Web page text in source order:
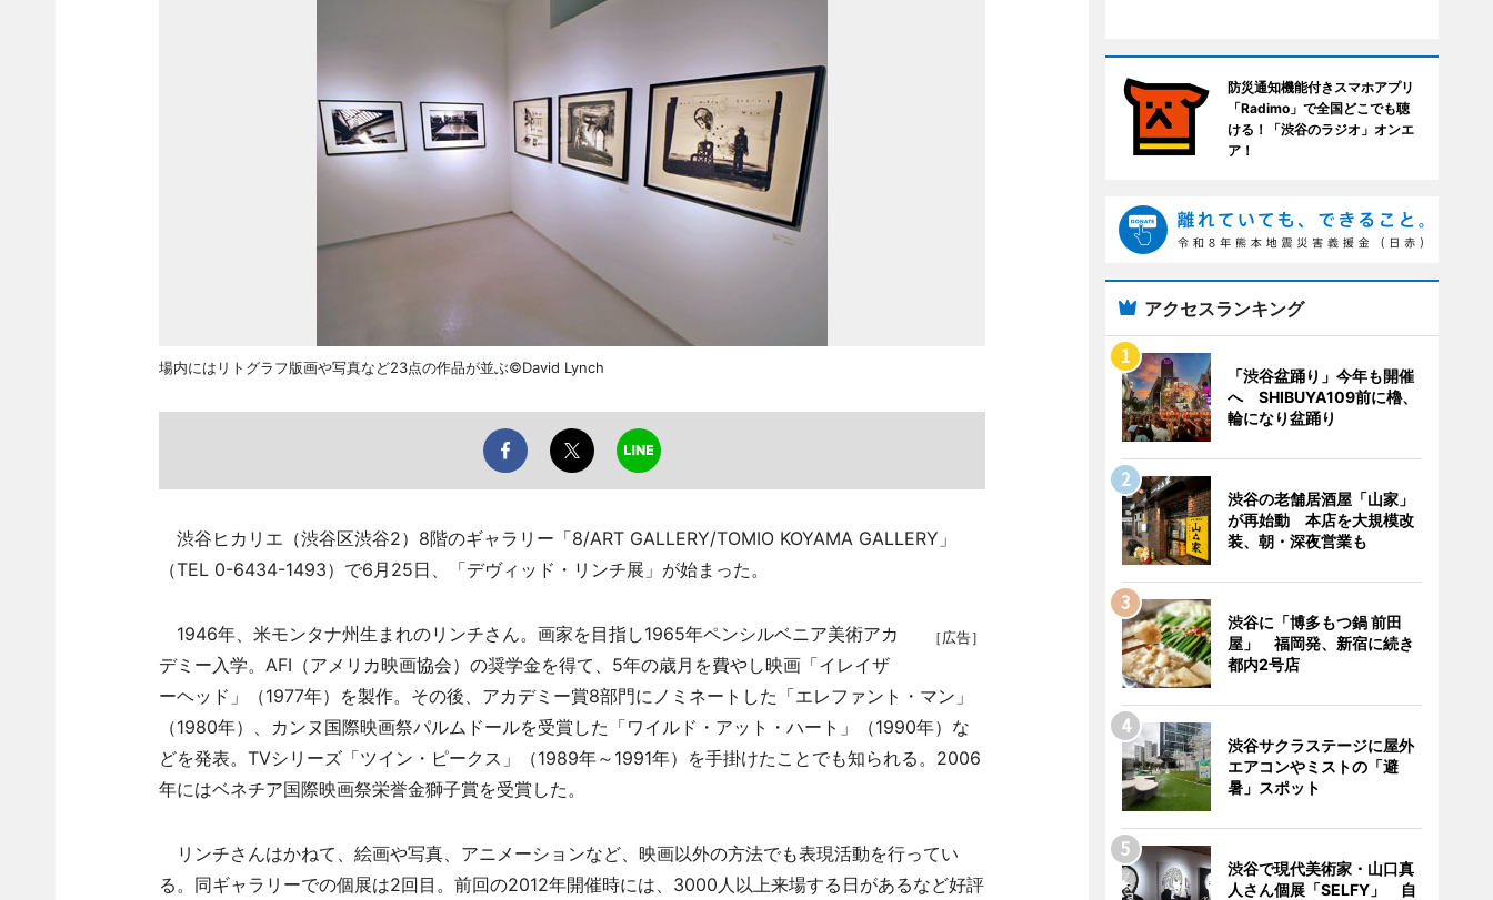
場内にはリトグラフ版画や写真など23点の作品が並ぶ©David Lynch
渋谷ヒカリエ（渋谷区渋谷2）8階のギャラリー「8/ART GALLERY/TOMIO KOYAMA GALLERY」
（TEL 0-6434-1493）で6月25日、「デヴィッド・リンチ展」が始まった。
［広告］
1946年、米モンタナ州生まれのリンチさん。画家を目指し1965年ペンシルベニア美術アカ
デミー入学。AFI（アメリカ映画協会）の奨学金を得て、5年の歳月を費やし映画「イレイザ
ーヘッド」（1977年）を製作。その後、アカデミー賞8部門にノミネートした「エレファント・マン」
（1980年）、カンヌ国際映画祭パルムドールを受賞した「ワイルド・アット・ハート」（1990年）な
どを発表。TVシリーズ「ツイン・ピークス」（1989年～1991年）を手掛けたことでも知られる。2006
年にはベネチア国際映画祭栄誉金獅子賞を受賞した。
リンチさんはかねて、絵画や写真、アニメーションなど、映画以外の方法でも表現活動を行ってい
る。同ギャラリーでの個展は2回目。前回の2012年開催時には、3000人以上来場する日があるなど好評
防災通知機能付きスマホアプリ
「Radimo」で全国どこでも聴
ける！「渋谷のラジオ」オンエ
ア！
アクセスランキング
「渋谷盆踊り」今年も開催
へ SHIBUYA109前に櫓、
輪になり盆踊り
渋谷の老舗居酒屋「山家」
が再始動 本店を大規模改
装、朝・深夜営業も
渋谷に「博多もつ鍋 前田
屋」 福岡発、新宿に続き
都内2号店
渋谷サクラステージに屋外
エアコンやミストの「避
暑」スポット
渋谷で現代美術家・山口真
人さん個展「SELFY」 自